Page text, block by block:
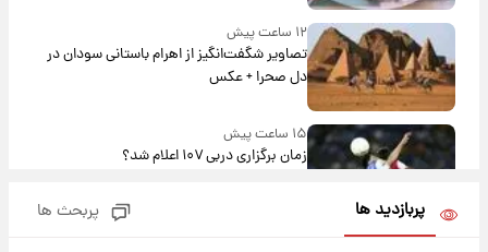
۱۲ ساعت پیش
تصاویر شگفت‌انگیز از اهرام باستانی سودان در
دل صحرا + عکس
۱۵ ساعت پیش
زمان برگزاری دربی ۱۰۷ اعلام شد؟
پربازدید ها پربحث ها